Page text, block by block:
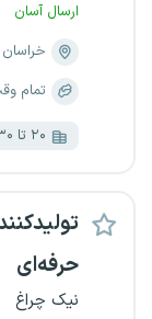
ارسال آسان
تمام
۲۰ تا ۳۰ میلیون تومان
حرفه‌ای
نیک چراغ